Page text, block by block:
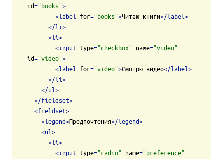
id="books">
<label for="books">Читаю книги</label >
</li >
<li >
<input type="checkbox" name="video"
id="video">
<label for="video">Смотрю видео</label >
</li >
</ul >
</fieldset>
<fieldset>
<legend>Предпочтения</legend>
<ul >
<li >
<input type="radio" name="preference"